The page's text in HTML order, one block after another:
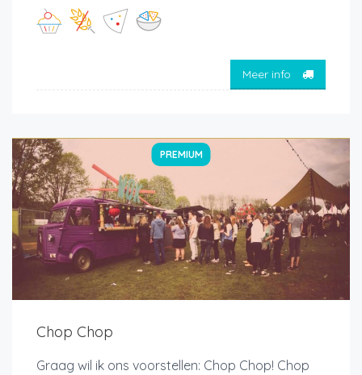
Meer info
PREMIUM
Chop Chop
Graag wil ik ons voorstellen: Chop Chop! Chop